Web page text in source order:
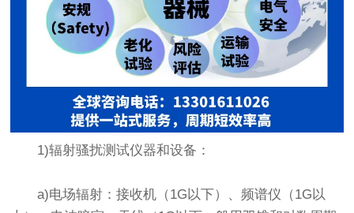
1)辐射骚扰测试仪器和设备：
a)电场辐射：接收机（1G以下）、频谱仪（1G以